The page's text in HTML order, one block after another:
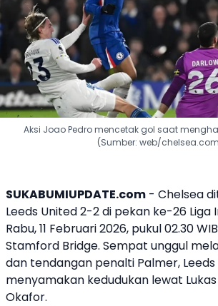
Aksi Joao Pedro mencetak gol saat
(Sumber: web/
SUKABUMIUPDATE.com - Chelsea
Leeds United2-2 di pekan ke-26 Liga
Rabu, 11 Februari 2026, pukul 02.30
Stamford Bridge. Sempat unggul
dan tendangan penalti Palmer,
menyamakan kedudukan lewat
Okafor.